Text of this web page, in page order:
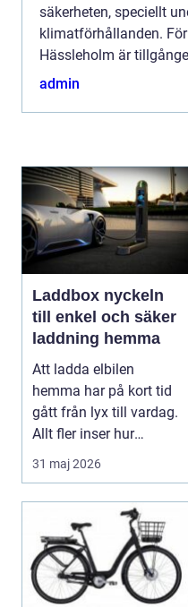
säkerheten, speciellt
klimatförhållanden.
Hässleholm är
admin
Laddbox nyckeln
till enkel och säker
laddning hemma
Att ladda elbilen
hemma har på kort tid
gått från lyx till vardag.
Allt fler inser hur
smidigt det ä...
31 maj 2026